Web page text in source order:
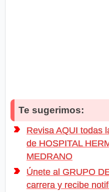
Te sugerimos:
Revisa AQUI todas
de HOSPITAL
MEDRANO
Únete al GRUPO
carrera y recibe